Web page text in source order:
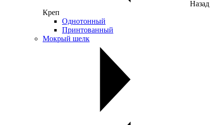
Назад
Креп
Однотонный
Принтованный
Мокрый шелк